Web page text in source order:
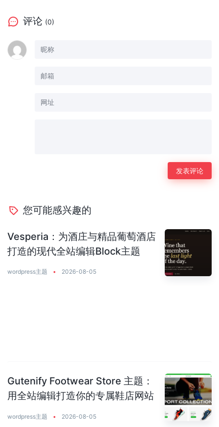
评论 (0)
您可能感兴趣的
Vesperia：为酒庄与精品葡萄酒店
打造的现代全站编辑Block主题
wordpress主题 • 2026-08-05
Gutenify Footwear Store 主题：
用全站编辑打造你的专属鞋店网站
wordpress主题 • 2026-08-05